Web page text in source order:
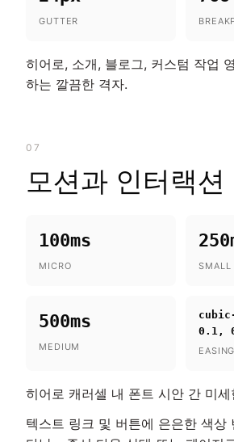
GUTTER
히어로, 소개, 블로그, 커스텀 작업
하는 깔끔한 격자.
07
모션과 인터랙션
100ms
MICRO SMALL
500ms
MEDIUM
0.1,
EASING
히어로 캐러셀 내 폰트 시안 간 미
텍스트 링크 및 버튼에 은은한 색상